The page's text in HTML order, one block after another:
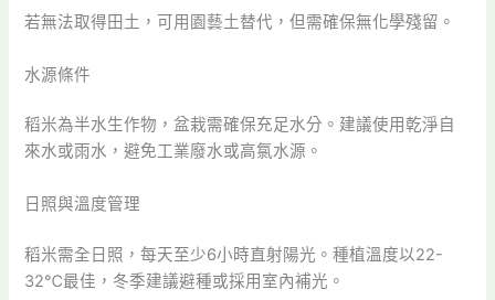
若無法取得田土，可用園藝土替代，但需確保無化學殘留。
水源條件
稻米為半水生作物，盆栽需確保充足水分。建議使用乾淨自
來水或雨水，避免工業廢水或高氯水源。
日照與溫度管理
稻米需全日照，每天至少6小時直射陽光。種植溫度以22-
32℃最佳，冬季建議避種或採用室內補光。